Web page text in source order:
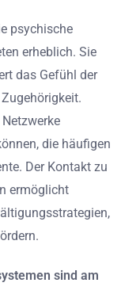
psychische
erheblich. Sie
das Gefühl der
die häufigen
Der Kontakt zu
ermöglicht
sind am